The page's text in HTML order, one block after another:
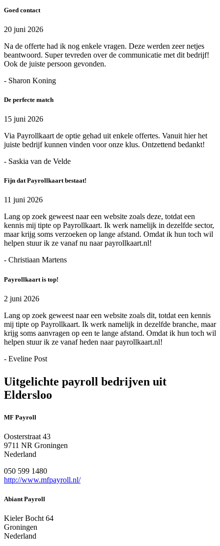
Goed contact
20 juni 2026
Na de offerte had ik nog enkele vragen. Deze werden zeer netjes
beantwoord. Super tevreden over de communicatie met dit bedrijf!
Ook de juiste persoon gevonden.
- Sharon Koning
De perfecte match
15 juni 2026
Via Payrollkaart de optie gehad uit enkele offertes. Vanuit hier het
juiste bedrijf kunnen vinden voor onze klus. Ontzettend bedankt!
- Saskia van de Velde
Fijn dat Payrollkaart bestaat!
11 juni 2026
Lang op zoek geweest naar een website zoals deze, totdat een
kennis mij tipte op Payrollkaart. Ik werk namelijk in dezelfde sector,
maar krijg soms verzoeken op lange afstand. Omdat ik hun toch wil
helpen stuur ik ze vanaf nu naar payrollkaart.nl!
- Christiaan Martens
Payrollkaart is top!
2 juni 2026
Lang op zoek geweest naar een website zoals dit, totdat een kennis
mij tipte op Payrollkaart. Ik werk namelijk in dezelfde branche, maar
krijg soms aanvragen op een te lange afstand. Omdat ik hun toch wil
helpen stuur ik ze vanaf heden naar payrollkaart.nl!
- Eveline Post
Uitgelichte payroll bedrijven uit
Eldersloo
MF Payroll
Oosterstraat 43
9711 NR Groningen
Nederland
050 599 1480
http://www.mfpayroll.nl/
Abiant Payroll
Kieler Bocht 64
Groningen
Nederland